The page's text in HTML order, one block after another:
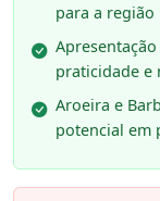
para a região
praticidade
Aroeira e
potencial em